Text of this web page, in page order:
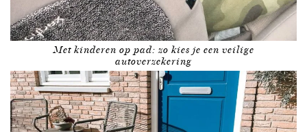
Met kinderen op pad: zo kies je een veilige
autoverzekering